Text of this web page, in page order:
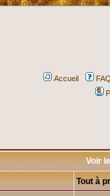
Accueil
Voir
Tout à